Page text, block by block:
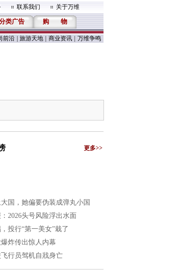
联系我们 关于万维
类广告 购 物
前沿 旅游天地 商业资讯 万维争鸣
更多>>
国，她偏要伪装成弹丸小国
2026头号风险浮出水面
投行“第一美女”栽了
炸传出惊人内幕
行员驾机自戕身亡